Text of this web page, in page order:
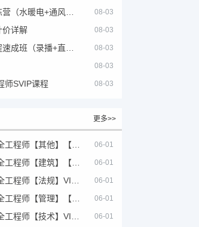
08-03
价详解 08-03
08-03
08-03
师SVIP课程 08-03
更多>>
2026年中级注册安全工程师【其他】【VIP基础同步班】 06-01
2026年中级注册安全工程师【建筑】【VIP基础同步班】 06-01
06-01
2026年中级注册安全工程师【管理】【VIP基础同步班】 06-01
06-01